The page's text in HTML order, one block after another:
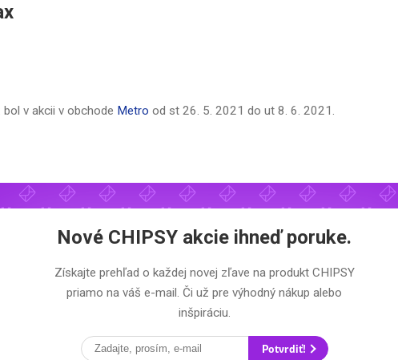
v akcii v obchode Metro od st 26. 5. 2021 do ut 8. 6. 2021 .
Nové CHIPSY akcie ihneď poruke.
Získajte prehľad o každej novej zľave na produkt CHIPSY
priamo na váš e-mail. Či už pre výhodný nákup alebo
inšpiráciu.
Potvrdiť!